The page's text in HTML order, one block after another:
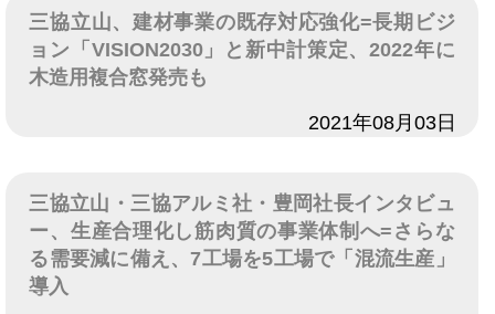
三協立山、建材事業の既存対応強化=長期ビジ
ョン「VISION2030」と新中計策定、2022年に
木造用複合窓発売も
2021年08月03日
三協立山・三協アルミ社・豊岡社長インタビュ
ー、生産合理化し筋肉質の事業体制へ=さらな
る需要減に備え、7工場を5工場で「混流生産」
導入